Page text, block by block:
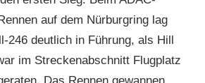
auf dem Nürburgring lag
246 deutlich in Führung, als Hill
im Streckenabschnitt Flugplatz